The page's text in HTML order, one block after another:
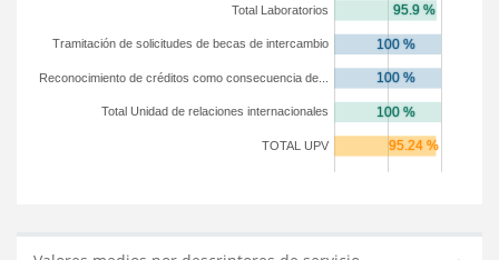
TOTAL UPV
Total Unidad de relaciones internacionales
Reconocimiento de créditos como consecuencia de...
Tramitación de solicitudes de becas de intercambio
Total Laboratorios